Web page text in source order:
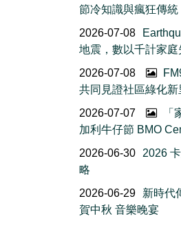
節冷知識與瘋狂傳統
2026-07-08
地震，數以千計家庭
2026-07-08
共同見證社區綠化新
2026-07-07
「
加利牛仔節 BMO
2026-06-30
2026
略
2026-06-29
新時代
賀中秋 音樂晚宴